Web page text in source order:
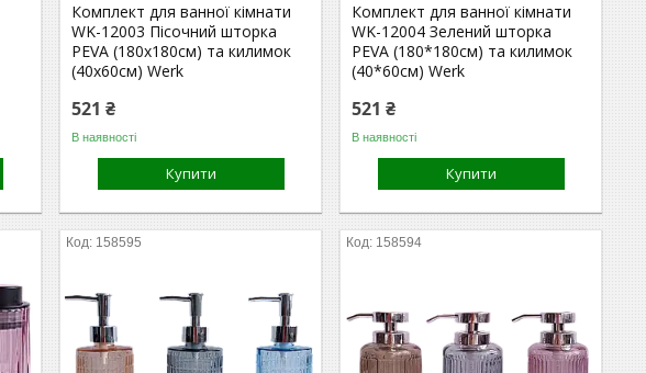
Комплект для ванної кімнати
WK-12003 Пісочний шторка
PEVA (180х180см) та килимок
(40х60см) Werk
521 ₴
В наявності
Купити
Комплект для ванної кімнати
WK-12004 Зелений шторка
PEVA (180*180см) та килимок
(40*60см) Werk
521 ₴
В наявності
Купити
158595 158594